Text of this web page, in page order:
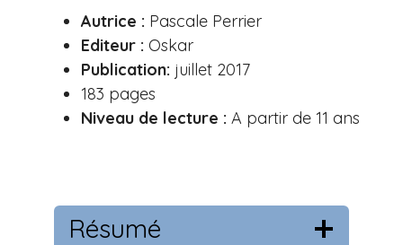
Autrice : Pascale Perrier
Editeur : Oskar
Publication: juillet 2017
183 pages
Niveau de lecture : A partir de 11 ans
Résumé